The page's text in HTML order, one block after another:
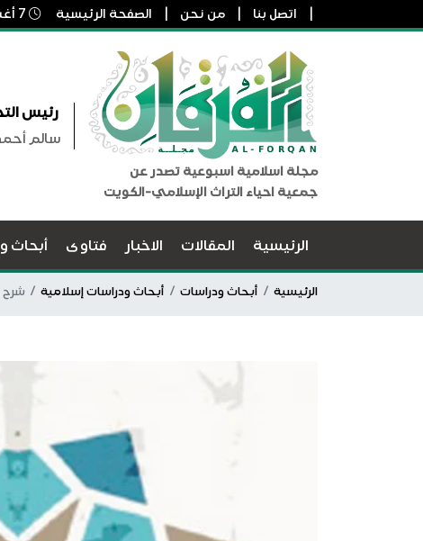
اتصل بنا من نحن الصفحة الرئيسية
مجلة اسلامية اسبوعية تصدر عن
جمعية احياء التراث الإسلامي-الكويت
رئيس
سالم
الرئيسية المقالات الاخبار فتاوى أبحاث
الرئيسية أبحاث ودراسات أبحاث ودراسات إسلامية شرح